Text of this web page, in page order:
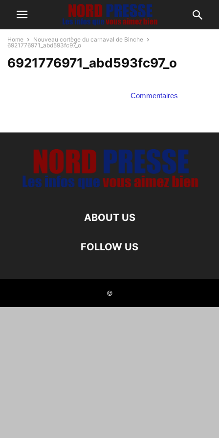
Home
Nouveau cortège du carnaval de Binche
6921776971_abd593fc97_o
6921776971_abd593fc97_o
Commentaires
ABOUT US
FOLLOW US
©